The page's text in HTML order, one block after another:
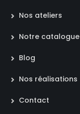
Nos ateliers
Notre catalogue
Blog
Nos réalisations
Contact